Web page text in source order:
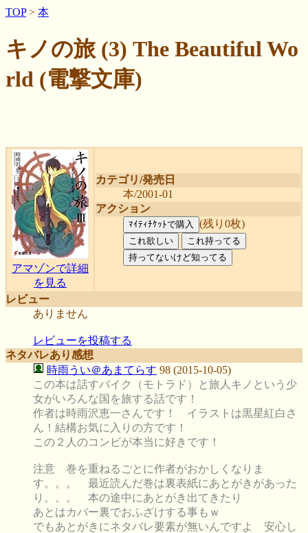
TOP> 本
キノの旅 (3) The Beautiful Wo
rld (電撃文庫)
アマゾンで詳細
を見る
カテゴリ/発売日
本/2001-01
アクション
(残り0枚)
レビュー
ありません
レビューを投稿する
ネタバレあり感想
時雨うい＠あまてらす 98 (2015-10-05)
この本は話すバイク（モトラド）と旅人キノという少
女がいろんな国を旅する話です！
作者は時雨沢恵一さんです！ イラストは黒星紅白さ
ん！結構お気に入りの方です！
この２人のコンビが本当に好きです！
注意 巻を重ねるごとに作者がおかしくなりま
す。。。 最近読んだ巻は裏表紙にあとがきがあった
り。。。 本の途中にあとがき出てきたり
あとはカバー裏でおふざけする事もｗ
でもあとがきにネタバレ要素が無いんですよ 安心し